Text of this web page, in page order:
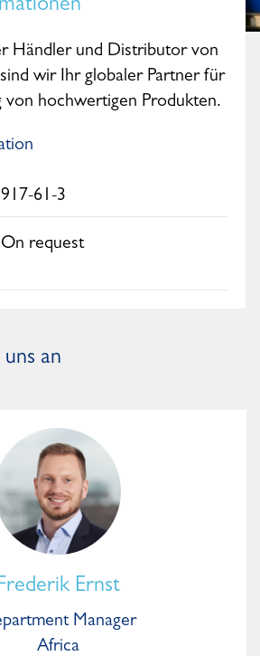
Händler und Distributor von
wir Ihr globaler Partner für
von hochwertigen Produkten.
917-61-3
On request
uns an
Ernst
Manager
Africa